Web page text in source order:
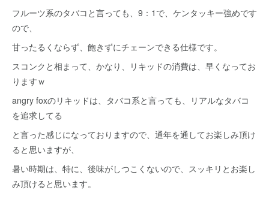
フルーツ系のタバコと言っても、9：1で、ケンタッキー強めです
ので、
甘ったるくならず、飽きずにチェーンできる仕様です。
スコンクと相まって、かなり、リキッドの消費は、早くなってお
りますｗ
angry foxのリキッドは、タバコ系と言っても、リアルなタバコ
を追求してる
と言った感じになっておりますので、通年を通してお楽しみ頂け
ると思いますが、
暑い時期は、特に、後味がしつこくないので、スッキリとお楽し
み頂けると思います。